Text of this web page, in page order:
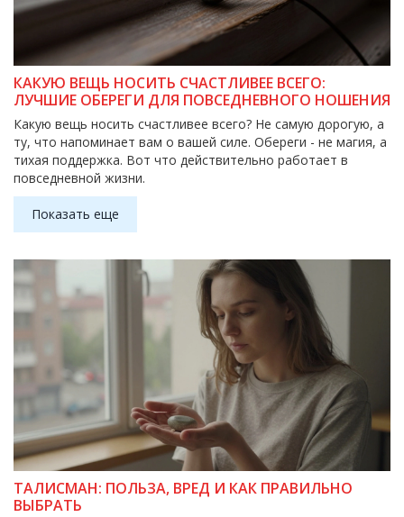
КАКУЮ ВЕЩЬ НОСИТЬ СЧАСТЛИВЕЕ ВСЕГО:
ЛУЧШИЕ ОБЕРЕГИ ДЛЯ ПОВСЕДНЕВНОГО НОШЕНИЯ
Какую вещь носить счастливее всего? Не самую дорогую, а
ту, что напоминает вам о вашей силе. Обереги - не магия, а
тихая поддержка. Вот что действительно работает в
повседневной жизни.
Показать еще
ТАЛИСМАН: ПОЛЬЗА, ВРЕД И КАК ПРАВИЛЬНО
ВЫБРАТЬ